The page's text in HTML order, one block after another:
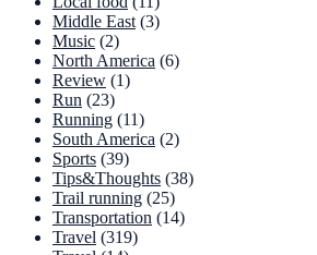
Middle East (3)
Music (2)
North America (6)
Review (1)
Run (23)
Running (11)
South America (2)
Sports (39)
Tips&Thoughts (38)
Trail running (25)
Transportation (14)
Travel (319)